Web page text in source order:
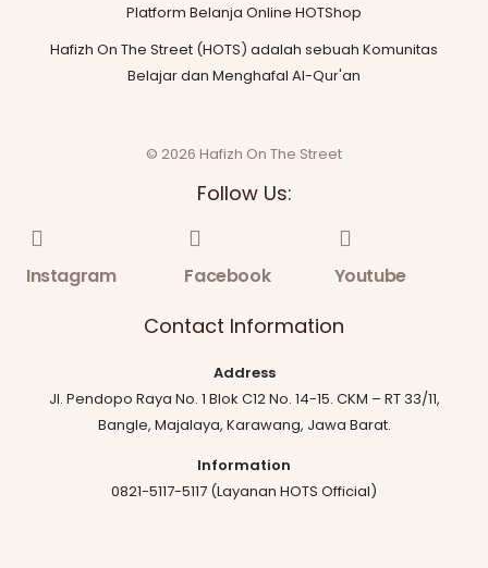
Platform Belanja Online HOTShop
Hafizh On The Street (HOTS) adalah sebuah Komunitas
Belajar dan Menghafal Al-Qur'an
© 2026 Hafizh On The Street
Follow Us:
Instagram Facebook Youtube
Contact Information
Address
Jl. Pendopo Raya No. 1 Blok C12 No. 14-15. CKM – RT 33/11,
Bangle, Majalaya, Karawang, Jawa Barat.
Information
0821-5117-5117 (Layanan HOTS Official)